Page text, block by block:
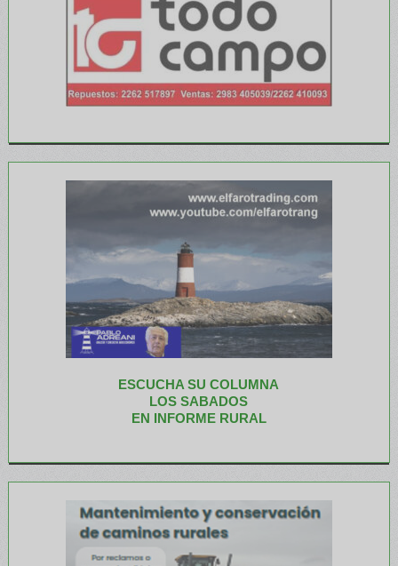
ESCUCHA SU COLUMNA
LOS SABADOS
EN INFORME RURAL